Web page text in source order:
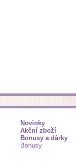
Novinky
Akční zboží
Bonusy a dárky
Bonusy